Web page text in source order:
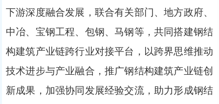
下游深度融合发展，联合有关部门、地方政府、
中冶、宝钢工程、包钢、马钢等，共同搭建钢结
构建筑产业链跨行业对接平台，以跨界思维推动
技术进步与产业融合，推广钢结构建筑产业链创
新成果，加强协同发展经验交流，助力形成钢结